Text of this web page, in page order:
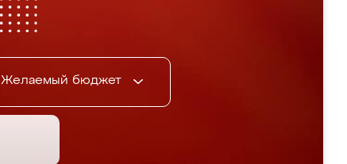
Желаемый бюджет